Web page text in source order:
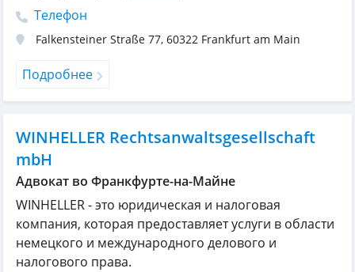
Телефон
Falkensteiner Straße 77, 60322 Frankfurt am Main
Подробнее
WINHELLER Rechtsanwaltsgesellschaft
mbH
Адвокат во Франкфурте-на-Майне
WINHELLER - это юридическая и налоговая
компания, которая предоставляет услуги в области
немецкого и международного делового и
налогового права.